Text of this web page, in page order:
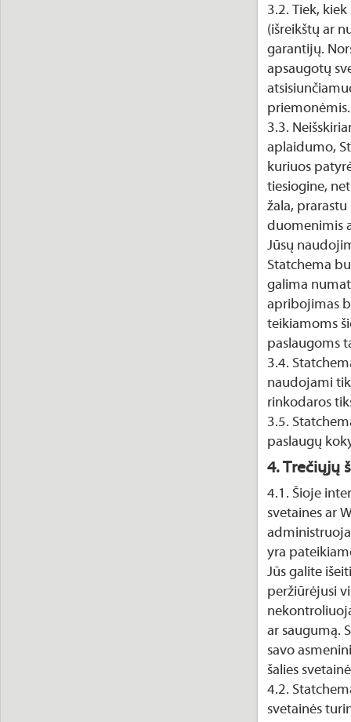
3.2. Tiek,
(išreikštų ar
garantijų.
apsaugotų
priemonėmis.
3.3.
aplaidumo,
kuriuos
tiesiogine,
žala,
duomenimis
Jūsų
Statchema
galima
apribojimas
teikiamoms
paslaugoms
3.4.
naudojami
rinkodaros
3.5.
paslaugų
4. Trečiųjų
4.1. Šioje
svetaines ar
yra
Jūs galite
peržiūrėjusi
ar saugumą.
savo
šalies
4.2.
svetainės